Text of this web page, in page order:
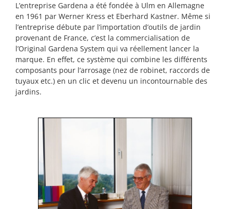
L’entreprise Gardena a été fondée à Ulm en Allemagne
en 1961 par Werner Kress et Eberhard Kastner. Même si
l’entreprise débute par l’importation d’outils de jardin
provenant de France, c’est la commercialisation de
l’Original Gardena System qui va réellement lancer la
marque. En effet, ce système qui combine les différents
composants pour l’arrosage (nez de robinet, raccords de
tuyaux etc.) en un clic et devenu un incontournable des
jardins.